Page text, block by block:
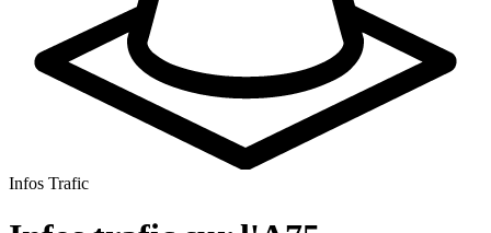
Infos Trafic